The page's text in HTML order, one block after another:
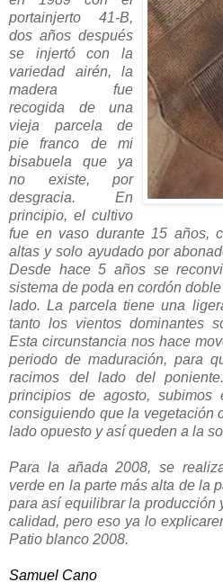
portainjerto 41-B,
dos años después
se injertó con la
variedad airén, la
madera fue
recogida de una
vieja parcela de
pie franco de mi
bisabuela que ya
no existe, por
desgracia. En
principio, el cultivo
fue en vaso durante 15 años,
altas y solo ayudado por
Desde hace 5 años se
sistema de poda en cordón
lado. La parcela tiene una
tanto los vientos dominantes
Esta circunstancia nos hace
periodo de maduración, para
racimos del lado del
principios de agosto,
consiguiendo que la vegetación
lado opuesto y así queden a la
Para la añada 2008, se
verde en la parte más alta de la
para así equilibrar la producción
calidad, pero eso ya lo
Patio blanco 2008.
Samuel Cano